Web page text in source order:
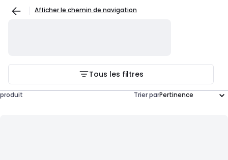
Afficher le chemin de navigation
Tous les filtres
produit Trier par